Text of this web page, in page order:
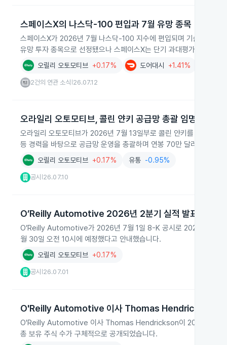
스페이스X의 나스닥-100 편입과 7월 유망 종목
스페이스X가 2026년 7월 나스닥-100 지수에 편입되며 기술과 시장
유망 투자 종목으로 선정됐으나 스페이스X는 단기 과대평가 우려로
오릴리 오토모티브 +0.17% 도어대시 +1.41%
2건의 연관 소식 26.07.12
오라일리 오토모티브, 콜린 얀키 공급망 총괄 임명
오라일리 오토모티브가 2026년 7월 13일부로 콜린 얀키를
등 경력을 바탕으로 공급망 운영을 총괄하며 연봉 70만 달러와 인
오릴리 오토모티브 +0.17% 유통 -0.95%
공시 26.07.10
O’Reilly Automotive 2026년 2분기 실적 발표 일정
O’Reilly Automotive가 2026년 7월 1일 8-K 공시로 2026년 2분
월 30일 오전 10시에 예정했다고 안내했습니다.
오릴리 오토모티브 +0.17%
공시 26.07.01
O'Reilly Automotive 이사 Thomas Hendrickson 주
O'Reilly Automotive 이사 Thomas Hendrickson이 2026년 5월
총 보유 주식 수가 구체적으로 공개되었습니다.